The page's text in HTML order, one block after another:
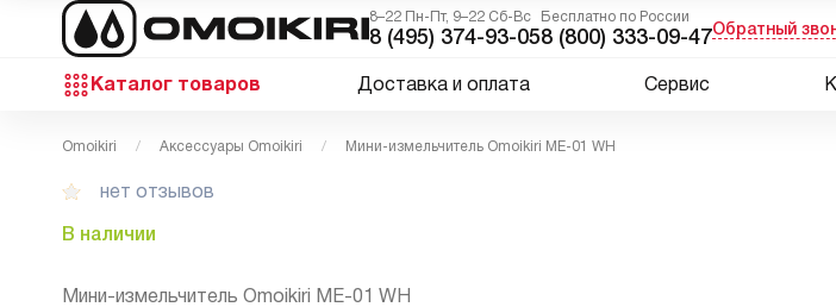
8–22 Пн-Пт, 9–22 Сб-Вс
8 (495) 374-93-05
Бесплатно по России
8 (800) 333-09-47Обратный
Каталог товаров Доставка и оплата Сервис
Omoikiri Аксессуары Omoikiri Мини-измельчитель Omoikiri ME-01 WH
нет отзывов
В наличии
Мини-измельчитель Omoikiri ME-01 WH